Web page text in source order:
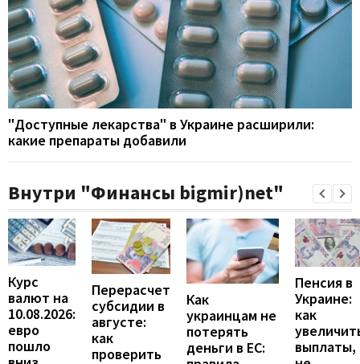
"Доступные лекарства" в Украине расширили:
какие препараты добавили
Внутри "Финансы bigmir)net"
Курс
валют на
10.08.2026:
евро
пошло
Перерасчет
субсидии в
августе:
как
проверить
Как
украинцам не
потерять
деньги в ЕС:
Пенсия в
Украине:
как
выплаты,